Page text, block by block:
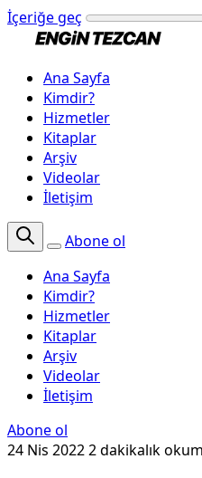
İçeriğe geç
Ana Sayfa
Kimdir?
Hizmetler
Kitaplar
Arşiv
Videolar
İletişim
Abone ol
Ana Sayfa
Kimdir?
Hizmetler
Kitaplar
Arşiv
Videolar
İletişim
Abone ol
24 Nis 20222 dakikalık